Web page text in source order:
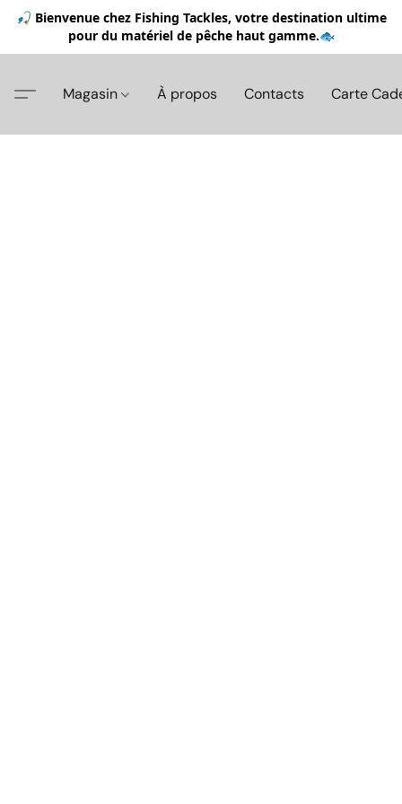
🎣 Bienvenue chez Fishing Tackles, votre destination ultime
pour du matériel de pêche haut gamme.🐟
Magasin À propos Contacts Carte